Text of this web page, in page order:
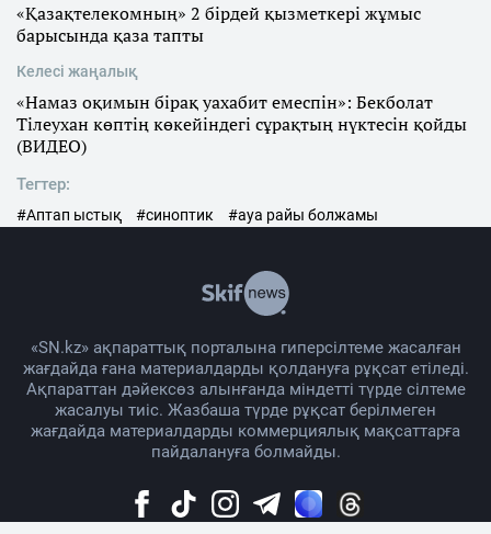
«Қазақтелекомның» 2 бірдей қызметкері жұмыс
барысында қаза тапты
Келесі жаңалық
«Намаз оқимын бірақ уахабит емеспін»: Бекболат
Тілеухан көптің көкейіндегі сұрақтың нүктесін қойды
(ВИДЕО)
Тегтер:
#Аптап ыстық #синоптик #ауа райы болжамы
«SN.kz» ақпараттық порталына гиперсілтеме жасалған
жағдайда ғана материалдарды қолдануға рұқсат етіледі.
Ақпараттан дәйексөз алынғанда міндетті түрде сілтеме
жасалуы тиіс. Жазбаша түрде рұқсат берілмеген
жағдайда материалдарды коммерциялық мақсаттарға
пайдалануға болмайды.